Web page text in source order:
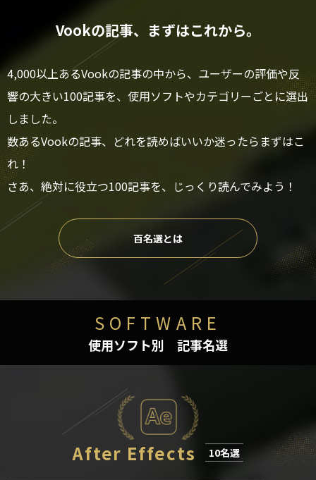
Vookの記事、まずはこれから。
4,000以上あるVookの記事の中から、ユーザーの評価や反
響の大きい100記事を、使用ソフトやカテゴリーごとに選出
しました。
数あるVookの記事、どれを読めばいいか迷ったらまずはこ
れ！
さあ、絶対に役立つ100記事を、じっくり読んでみよう！
百名選とは
SOFTWARE
使用ソフト別 記事名選
After Effects 10名選